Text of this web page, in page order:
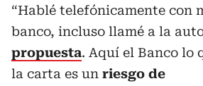
“Hablé telefónicamente con
banco, incluso llamé a la
propuesta. Aquí el Banco lo
la carta es un riesgo de